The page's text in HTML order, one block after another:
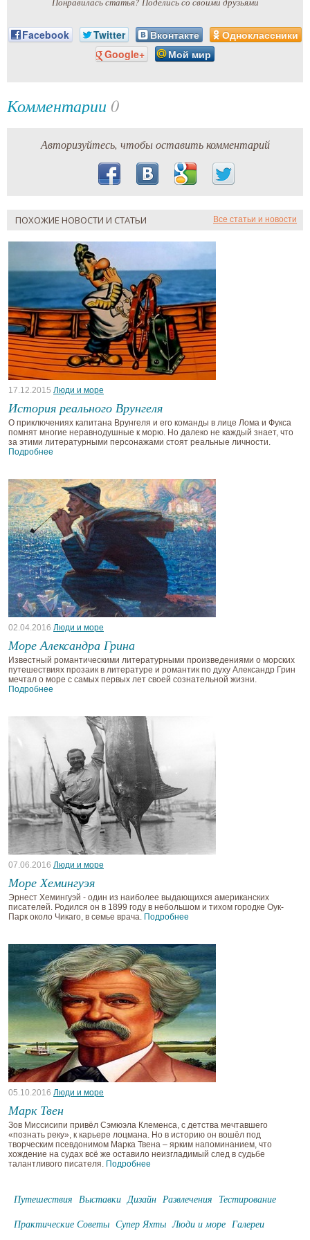
Facebook Twitter Вконтакте
Одноклассники
Google+
Мой мир
Комментарии 0
Авторизуйтесь, чтобы оставить комментарий
ПОХОЖИЕ НОВОСТИ И СТАТЬИ Все статьи и новости
17.12.2015 Люди и море
История реального Врунгеля
О приключениях капитана Врунгеля и его команды в лице Лома и Фукса
помнят многие неравнодушные к морю. Но далеко не каждый знает, что
за этими литературными персонажами стоят реальные личности.
Подробнее
02.04.2016 Люди и море
Море Александра Грина
Известный романтическими литературными произведениями о морских
путешествиях прозаик в литературе и романтик по духу Александр Грин
мечтал о море с самых первых лет своей сознательной жизни.
Подробнее
07.06.2016 Люди и море
Море Хемингуэя
Эрнест Хемингуэй - один из наиболее выдающихся американских
писателей. Родился он в 1899 году в небольшом и тихом городке Оук-
Парк около Чикаго, в семье врача. Подробнее
05.10.2016 Люди и море
Марк Твен
Зов Миссисипи привёл Сэмюэла Клеменса, с детства мечтавшего
«познать реку», к карьере лоцмана. Но в историю он вошёл под
творческим псевдонимом Марка Твена – ярким напоминанием, что
хождение на судах всё же оставило неизгладимый след в судьбе
талантливого писателя. Подробнее
Путешествия Выставки Дизайн Развлечения Тестирование
Практические Советы Супер Яхты Люди и море Галереи